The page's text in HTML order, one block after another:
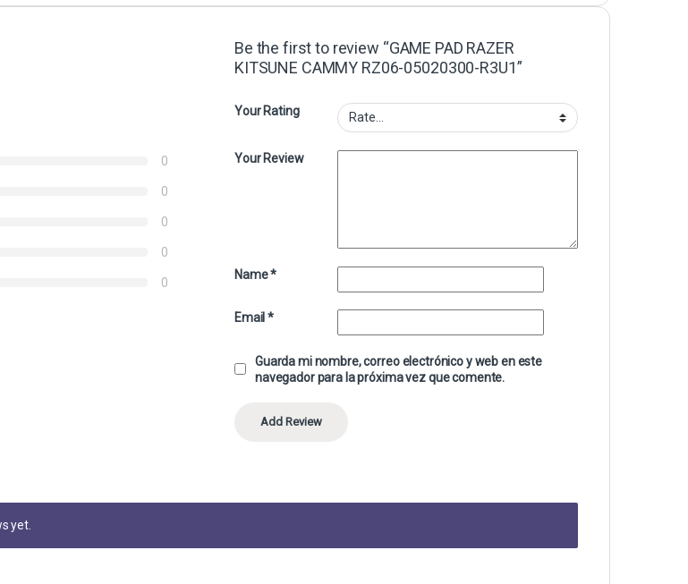
0
0
0
0
0
Be the first to review “GAME PAD RAZER
KITSUNE CAMMY RZ06-05020300-R3U1”
Your Rating
Your Review
Name*
Email*
Guarda mi nombre, correo electrónico y web en este
navegador para la próxima vez que comente.
yet.